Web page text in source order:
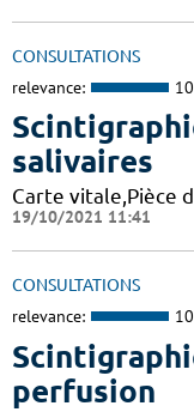
CONSULTATIONS
relevance:
salivaires
Carte vitale,Pièce
19/10/2021 11:41
CONSULTATIONS
relevance:
perfusion